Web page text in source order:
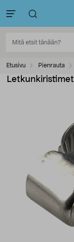
Etusivu Pienrauta
Letkunkiristimet